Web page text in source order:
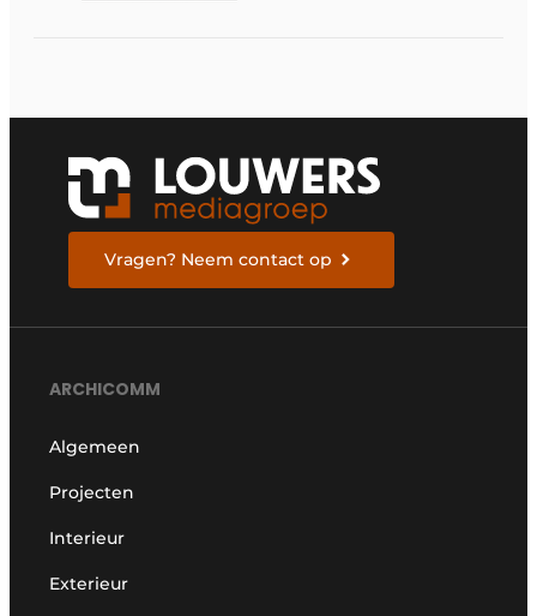
Vragen? Neem contact op
ARCHICOMM
Algemeen
Projecten
Interieur
Exterieur